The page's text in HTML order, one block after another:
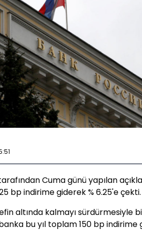
Cuma günü yapılan
bp indirime giderek % 6.25'e çekti.
altında kalmayı sürdürmesiyle
bu yıl toplam 150 bp indirime